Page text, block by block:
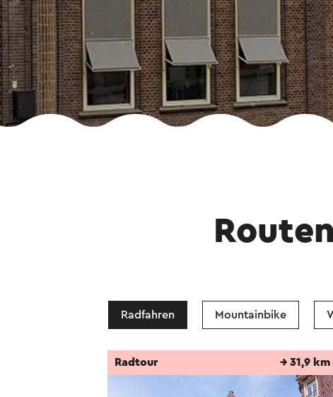
Radfahren Mountainbike
Radtour → 31,9 km